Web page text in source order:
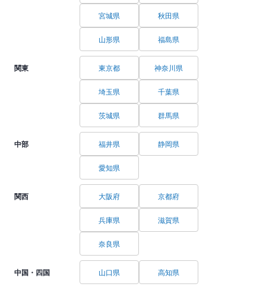
宮城県 秋田県
山形県 福島県
関東 東京都 神奈川県
埼玉県 千葉県
茨城県 群馬県
中部 福井県 静岡県
愛知県
関西 大阪府 京都府
兵庫県 滋賀県
奈良県
中国・四国 山口県 高知県